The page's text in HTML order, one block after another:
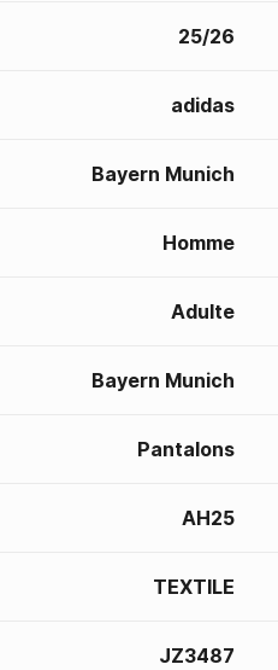
25/26
adidas
Bayern Munich
Homme
Adulte
Bayern Munich
Pantalons
AH25
TEXTILE
JZ3487